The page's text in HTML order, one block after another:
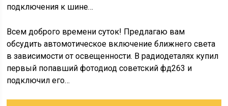
подключения к шине…
Всем доброго времени суток! Предлагаю вам
обсудить автомотическое включение ближнего света
в зависимости от освещенности. В радиодеталях купил
первый попавший фотодиод советский фд263 и
подключил его…